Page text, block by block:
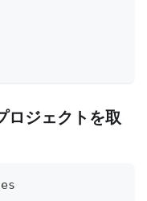
ロジェクトを取